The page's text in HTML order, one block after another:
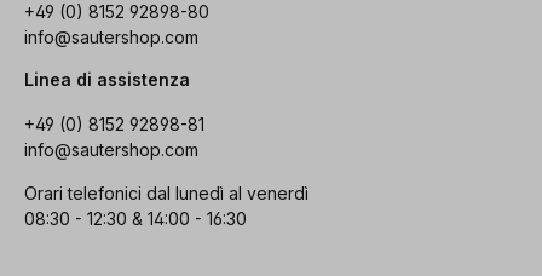
+49 (0) 8152 92898-80
info@sautershop.com
Linea di assistenza
+49 (0) 8152 92898-81
info@sautershop.com
Orari telefonici dal lunedì al venerdì
08:30 - 12:30 & 14:00 - 16:30